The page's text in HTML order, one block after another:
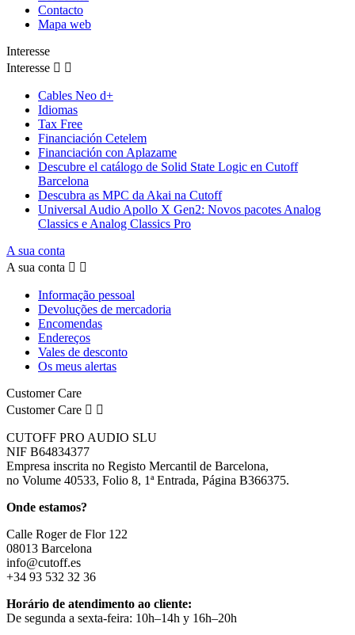
Contacto
Mapa web
Interesse
Interesse  
Cables Neo d+
Idiomas
Tax Free
Financiación Cetelem
Financiación con Aplazame
Descubre el catálogo de Solid State Logic en Cutoff
Barcelona
Descubra as MPC da Akai na Cutoff
Universal Audio Apollo X Gen2: Novos pacotes Analog
Classics e Analog Classics Pro
A sua conta
A sua conta  
Informação pessoal
Devoluções de mercadoria
Encomendas
Endereços
Vales de desconto
Os meus alertas
Customer Care
Customer Care  
CUTOFF PRO AUDIO SLU
NIF B64834377
Empresa inscrita no Registo Mercantil de Barcelona,
no Volume 40533, Folio 8, 1ª Entrada, Página B366375.
Onde estamos?
Calle Roger de Flor 122
08013 Barcelona
info@cutoff.es
+34 93 532 32 36
Horário de atendimento ao cliente:
De segunda a sexta-feira: 10h–14h y 16h–20h